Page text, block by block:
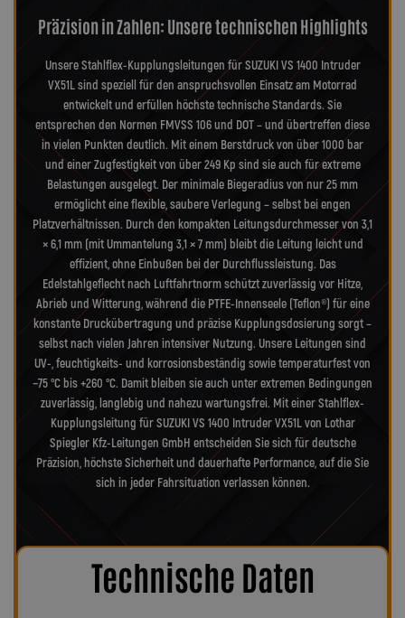
Präzision in Zahlen: Unsere technischen Highlights
Unsere Stahlflex-Kupplungsleitungen für SUZUKI VS 1400 Intruder
VX51L sind speziell für den anspruchsvollen Einsatz am Motorrad
entwickelt und erfüllen höchste technische Standards. Sie
entsprechen den Normen FMVSS 106 und DOT – und übertreffen diese
in vielen Punkten deutlich. Mit einem Berstdruck von über 1000 bar
und einer Zugfestigkeit von über 249 Kp sind sie auch für extreme
Belastungen ausgelegt. Der minimale Biegeradius von nur 25 mm
ermöglicht eine flexible, saubere Verlegung – selbst bei engen
Platzverhältnissen. Durch den kompakten Leitungsdurchmesser von 3,1
× 6,1 mm (mit Ummantelung 3,1 × 7 mm) bleibt die Leitung leicht und
effizient, ohne Einbußen bei der Durchflussleistung. Das
Edelstahlgeflecht nach Luftfahrtnorm schützt zuverlässig vor Hitze,
Abrieb und Witterung, während die PTFE-Innenseele (Teflon®) für eine
konstante Druckübertragung und präzise Kupplungsdosierung sorgt –
selbst nach vielen Jahren intensiver Nutzung. Unsere Leitungen sind
UV-, feuchtigkeits- und korrosionsbeständig sowie temperaturfest von
−75 °C bis +260 °C. Damit bleiben sie auch unter extremen Bedingungen
zuverlässig, langlebig und nahezu wartungsfrei. Mit einer Stahlflex-
Kupplungsleitung für SUZUKI VS 1400 Intruder VX51L von Lothar
Spiegler Kfz-Leitungen GmbH entscheiden Sie sich für deutsche
Präzision, höchste Sicherheit und dauerhafte Performance, auf die Sie
sich in jeder Fahrsituation verlassen können.
Technische Daten